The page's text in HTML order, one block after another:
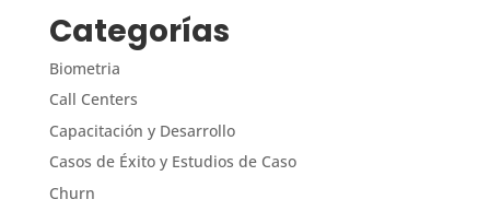
Categorías
Biometria
Call Centers
Capacitación y Desarrollo
Casos de Éxito y Estudios de Caso
Churn